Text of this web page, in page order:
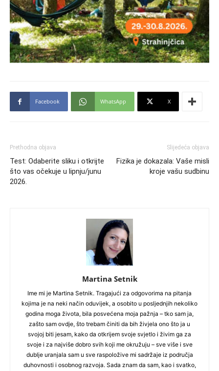
Facebook WhatsApp X
Prethodna objava
Test: Odaberite sliku i otkrijte
što vas očekuje u lipnju/junu
2026.
Slijedeća objava
Fizika je dokazala: Vaše misli
kroje vašu sudbinu
Martina Setnik
Ime mi je Martina Setnik. Tragajući za odgovorima na pitanja
kojima je na neki način oduvijek, a osobito u posljednjih nekoliko
godina moga života, bila posvećena moja pažnja – tko sam ja,
zašto sam ovdje, što trebam činiti da bih živjela ono što ja u
svojoj biti jesam, kako da otkrijem svoje svjetlo i živim ga za
svoje i za najviše dobro svih koji me okružuju – sve više i sve
dublje uranjala sam u sve raspoložive mi sadržaje iz područja
duhovnosti i osobnog razvoja. Sada znam da sam, kao i svatko,